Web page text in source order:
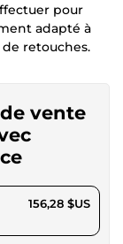
pour
adapté à
de retouches.
vente
156,28 $US